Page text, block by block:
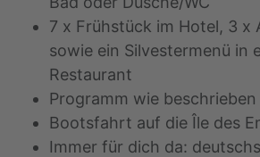
7 x Frühstück im Hotel, 3 x
sowie ein Silvestermenü in
Restaurant
Programm wie beschrieben
Bootsfahrt auf die Île des
Immer für dich da: